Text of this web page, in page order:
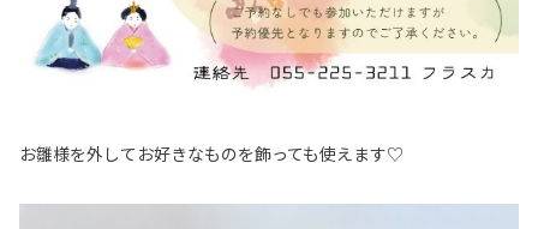
お雛様を外してお好きなものを飾っても使えます♡